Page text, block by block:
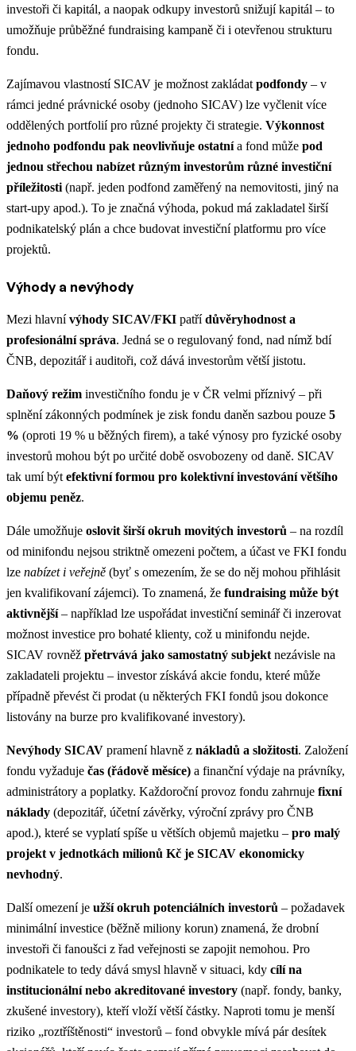
investoři či kapitál, a naopak odkupy investorů snižují kapitál – to
umožňuje průběžné fundraising kampaně či i otevřenou strukturu
fondu.
Zajímavou vlastností SICAV je možnost zakládat podfondy – v
rámci jedné právnické osoby (jednoho SICAV) lze vyčlenit více
oddělených portfolií pro různé projekty či strategie. Výkonnost
jednoho podfondu pak neovlivňuje ostatnía fond může pod
jednou střechou nabízet různým investorům různé investiční
příležitosti (např. jeden podfond zaměřený na nemovitosti, jiný na
start-upy apod.)​. To je značná výhoda, pokud má zakladatel širší
podnikatelský plán a chce budovat investiční platformu pro více
projektů.
Výhody a nevýhody
Mezi hlavnívýhody SICAV/FKI patřídůvěryhodnost a
profesionální správa. Jedná se o regulovaný fond, nad nímž bdí
ČNB, depozitář i auditoři, což dává investorům větší jistotu.
Daňový režim investičního fondu je v ČR velmi příznivý – při
splnění zákonných podmínek je zisk fondu daněn sazbou pouze 5
% (oproti 19 % u běžných firem)​, a také výnosy pro fyzické osoby
investorů mohou být po určité době osvobozeny od daně. SICAV
tak umí být efektivní formou pro kolektivní investování většího
objemu peněz.
Dále umožňuje oslovit širší okruh movitých investorů – na rozdíl
od minifondu nejsou striktně omezeni počtem, a účast ve FKI fondu
lze nabízet i veřejně (byť s omezením, že se do něj mohou přihlásit
jen kvalifikovaní zájemci)​. To znamená, že fundraising může být
aktivnější– například lze uspořádat investiční seminář či inzerovat
možnost investice pro bohaté klienty, což u minifondu nejde.
SICAV rovněž přetrvává jako samostatný subjekt nezávisle na
zakladateli projektu – investor získává akcie fondu, které může
případně převést či prodat (u některých FKI fondů jsou dokonce
listovány na burze pro kvalifikované investory).
Nevýhody SICAV pramení hlavně z nákladů a složitosti. Založení
fondu vyžaduje čas (řádově měsíce) a finanční výdaje na právníky,
administrátory a poplatky. Každoroční provoz fondu zahrnuje fixní
náklady (depozitář, účetní závěrky, výroční zprávy pro ČNB
apod.), které se vyplatí spíše u větších objemů majetku – pro malý
projekt v jednotkách milionů Kč je SICAV ekonomicky
nevhodný.
Další omezení je užší okruh potenciálních investorů – požadavek
minimální investice (běžně miliony korun) znamená, že drobní
investoři či fanoušci z řad veřejnosti se zapojit nemohou. Pro
podnikatele to tedy dává smysl hlavně v situaci, kdy cílí na
institucionální nebo akreditované investory (např. fondy, banky,
zkušené investory), kteří vloží větší částky. Naproti tomu je menší
riziko „roztříštěnosti“ investorů – fond obvykle mívá pár desítek